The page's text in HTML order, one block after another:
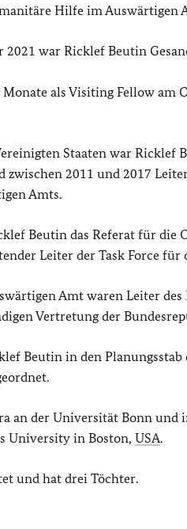
Hilfe im Auswärtigen
2021 war Ricklef Beutin
als Visiting Fellow am
Staaten war Ricklef
zwischen 2011 und 2017
Amts.
Beutin das Referat für
Leiter der Task Force für
Amt waren Leiter
Vertretung der
Beutin in den
an der Universität Bonn und
University in Boston, USA.
und hat drei Töchter.